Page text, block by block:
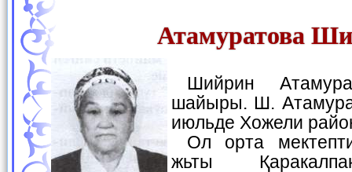
Атамуратова
Шийрин Атамуратова - балалар
шайыры. Ш.
июльде Хожели
Ол орта мектепти тамамлап, 1968-
жьты